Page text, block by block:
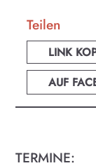
Teilen
LINK
AUF
TERMINE:
KULTplan ABO
Finde täglich